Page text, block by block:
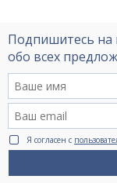
Подпишитесь на
обо всех
Я согласен с